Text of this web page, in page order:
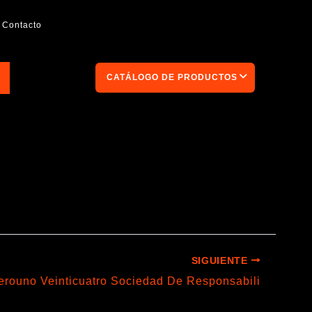
Contacto
CATÁLOGO DE PRODUCTOS
SIGUIENTE
Veinticuatro Sociedad De Responsabili